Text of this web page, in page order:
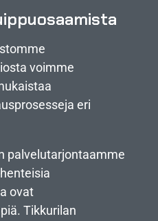
voimme
eri
palvelutarjontaamme
ovat
Tikkurilan